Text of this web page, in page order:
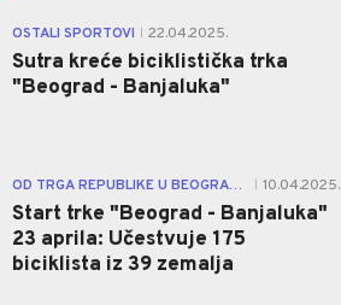
OSTALI SPORTOVI 22.04.2025.
Sutra kreće biciklistička trka
"Beograd - Banjaluka"
OD TRGA REPUBLIKE U BEOGRADU DO CENTRA BANJALUKE 10.04.2025.
Start trke "Beograd - Banjaluka"
23 aprila: Učestvuje 175
biciklista iz 39 zemalja